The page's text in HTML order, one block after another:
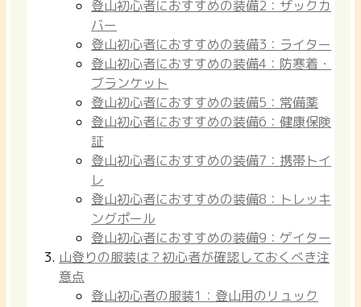
登山初心者におすすめの装備2：ザックカ
バー
登山初心者におすすめの装備3：ライター
登山初心者におすすめの装備4：防寒着・
ブランケット
登山初心者におすすめの装備5：常備薬
登山初心者におすすめの装備6：健康保険
証
登山初心者におすすめの装備7：携帯トイ
レ
登山初心者におすすめの装備8：トレッキ
ングポール
登山初心者におすすめの装備9：ゲイター
山登りの服装は？初心者が確認しておくべき注
意点
登山初心者の服装1：登山用のリュック